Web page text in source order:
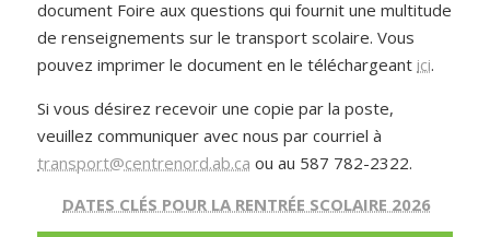
document Foire aux questions qui fournit une multitude
de renseignements sur le transport scolaire. Vous
pouvez imprimer le document en le téléchargeant ici.
Si vous désirez recevoir une copie par la poste,
veuillez communiquer avec nous par courriel à
transport@centrenord.ab.ca ou au 587 782-2322.
DATES CLÉS POUR LA RENTRÉE SCOLAIRE 2026